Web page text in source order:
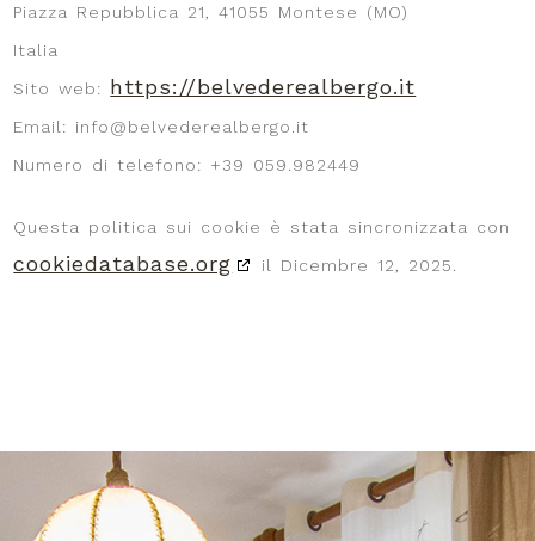
Piazza Repubblica 21, 41055 Montese (MO)
Italia
Sito web: https://belvederealbergo.it
Email: info@belvederealbergo.it
Numero di telefono: +39 059.982449
Questa politica sui cookie è stata sincronizzata con
cookiedatabase.org il Dicembre 12, 2025.